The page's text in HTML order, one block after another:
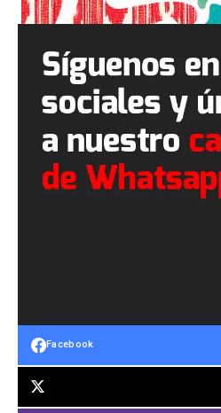
Facebook